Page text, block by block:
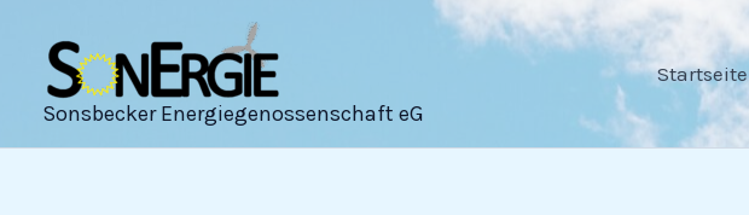
Inhalt
springen
Sonsbecker Energiegenossenschaft eG
Startseite